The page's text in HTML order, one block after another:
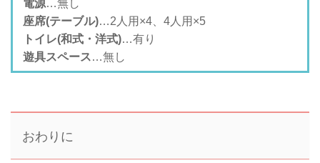
電源…無し
座席(テーブル)…2人用×4、4人用×5
トイレ(和式・洋式)…有り
遊具スペース…無し
おわりに